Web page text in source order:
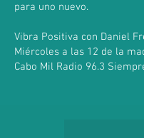
para uno nuevo.
Vibra Positiva con Daniel
Miércoles a las 12 de la
Cabo Mil Radio 96.3